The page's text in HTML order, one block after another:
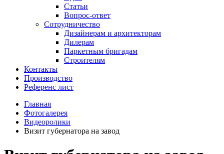
Статьи
Вопрос-ответ
Сотрудничество
Дизайнерам и архитекторам
Дилерам
Паркетным бригадам
Строителям
Контакты
Производство
Референс лист
Главная
Фотогалерея
Видеоролики
Визит губернатора на завод